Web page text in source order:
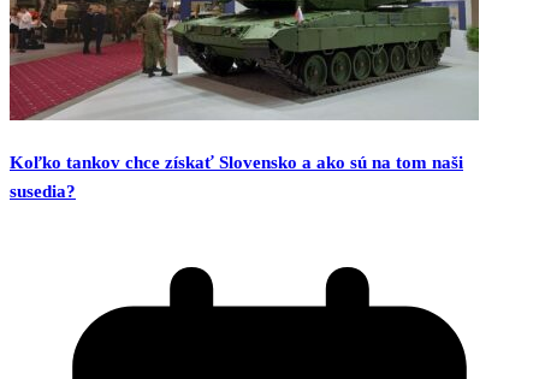
Koľko tankov chce získať Slovensko a ako sú na tom naši
susedia?